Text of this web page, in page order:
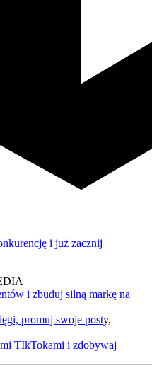
i już zacznij
i zbuduj silną markę na
promuj swoje posty,
TIkTokami i zdobywaj